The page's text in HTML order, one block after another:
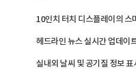
10인치 터치 디스플레이의 스
헤드라인 뉴스 실시간 업데이
실내외 날씨 및 공기질 정보 표